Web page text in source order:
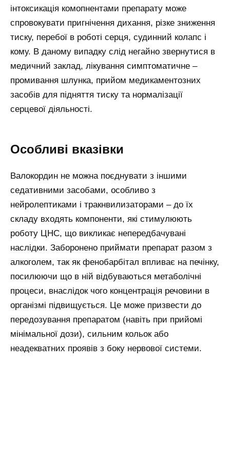
інтоксикація комопнентами препарату може
спровокувати пригнічення дихання, різке зниження
тиску, перебої в роботі серця, судинний колапс і
кому. В даному випадку слід негайно звернутися в
медичний заклад, лікування симптоматичне –
промивання шлунка, прийом медикаментозних
засобів для підняття тиску та нормалізації
серцевої діяльності.
Особливі вказівки
Валокордин не можна поєднувати з іншими
седативними засобами, особливо з
нейролептиками і тракнвилизаторами – до їх
складу входять компоненти, які стимулюють
роботу ЦНС, що викликає непередбачувані
наслідки. Заборонено приймати препарат разом з
алкоголем, так як фенобарбітал впливає на печінку,
посилюючи що в ній відбуваються метаболічні
процеси, внаслідок чого концентрація речовини в
організмі підвищується. Це може призвести до
передозування препаратом (навіть при прийомі
мінімальної дози), сильним кольок або
неадекватних проявів з боку нервової системи.